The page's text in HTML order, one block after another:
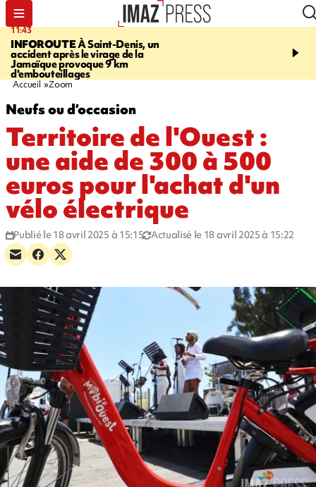
11:43
INFOROUTEÀ Saint-Denis, un
accident après le virage de la
Jamaïque provoque 9 km
d'embouteillages
16:35
gendarmes évacuent
Accueil Zoom
Neufs ou d’occasion
Territoire de l'Ouest :
une aide de 300 à 500
euros pour l'achat d'un
vélo électrique
Publié le 18 avril 2025 à 15:15 Actualisé le 18 avril 2025 à 15:22